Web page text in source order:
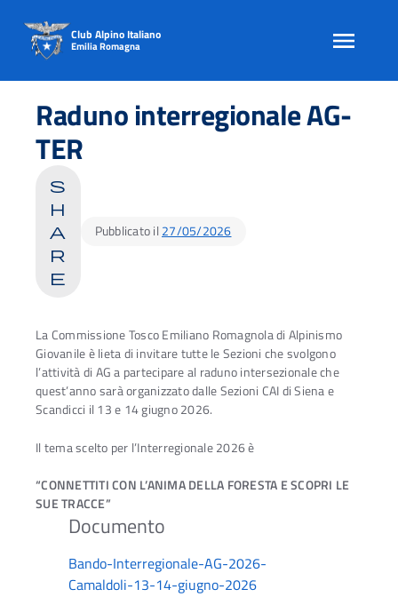
content
Club Alpino Italiano
Emilia Romagna
Raduno interregionale AG-
TER
s
h
a
r
e
Pubblicato il 27/05/2026
La Commissione Tosco Emiliano Romagnola di Alpinismo
Giovanile è lieta di invitare tutte le Sezioni che svolgono
l’attività di AG a partecipare al raduno intersezionale che
quest’anno sarà organizzato dalle Sezioni CAI di Siena e
Scandicci il 13 e 14 giugno 2026.
Il tema scelto per l’Interregionale 2026 è
“CONNETTITI CON L’ANIMA DELLA FORESTA E SCOPRI LE
SUE TRACCE”
Bando-Interregionale-AG-2026-
Camaldoli-13-14-giugno-2026